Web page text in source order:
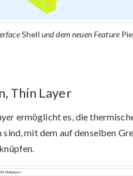
Shell und dem neuen Feature
Thin Layer
ermöglicht es, die
mit dem auf denselben